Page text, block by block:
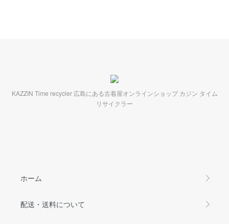
KAZZIN Time recycler 広島にある古着屋オンラインショップ カジン タイム
リサイクラー
ホーム
配送・送料について